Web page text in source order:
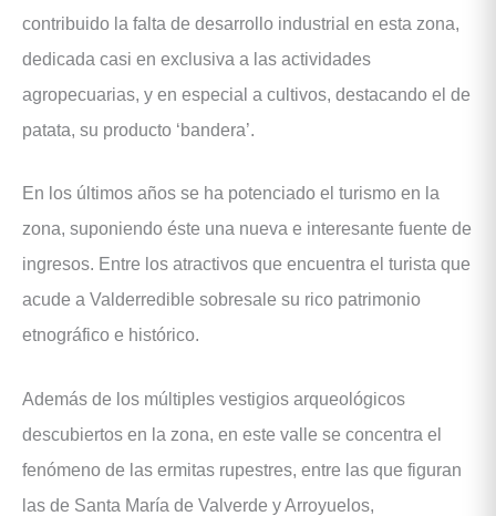
contribuido la falta de desarrollo industrial en esta zona,
dedicada casi en exclusiva a las actividades
agropecuarias, y en especial a cultivos, destacando el de
patata, su producto ‘bandera’.
En los últimos años se ha potenciado el turismo en la
zona, suponiendo éste una nueva e interesante fuente de
ingresos. Entre los atractivos que encuentra el turista que
acude a Valderredible sobresale su rico patrimonio
etnográfico e histórico.
Además de los múltiples vestigios arqueológicos
descubiertos en la zona, en este valle se concentra el
fenómeno de las ermitas rupestres, entre las que figuran
las de Santa María de Valverde y Arroyuelos,